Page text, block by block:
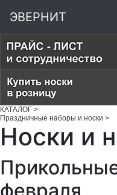
ЭВЕРНИТ
КАТАЛОГ >
Праздничные наборы и носки >
Носки и